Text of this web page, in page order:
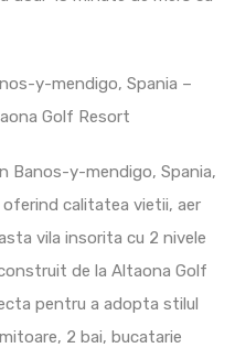
y-mendigo, Spania –
Golf Resort
Banos-y-mendigo, Spania,
calitatea vietii, aer
vila insorita cu 2 nivele
de la Altaona Golf
pentru a adopta stilul
2 bai, bucatarie